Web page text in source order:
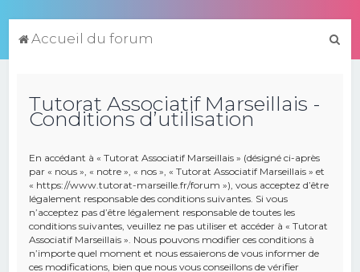
Accueil du forum
Tutorat Associatif Marseillais -
Conditions d’utilisation
En accédant à « Tutorat Associatif Marseillais » (désigné ci-après
par « nous », « notre », « nos », « Tutorat Associatif Marseillais » et
« https://www.tutorat-marseille.fr/forum »), vous acceptez d’être
légalement responsable des conditions suivantes. Si vous
n’acceptez pas d’être légalement responsable de toutes les
conditions suivantes, veuillez ne pas utiliser et accéder à « Tutorat
Associatif Marseillais ». Nous pouvons modifier ces conditions à
n’importe quel moment et nous essaierons de vous informer de
ces modifications, bien que nous vous conseillons de vérifier